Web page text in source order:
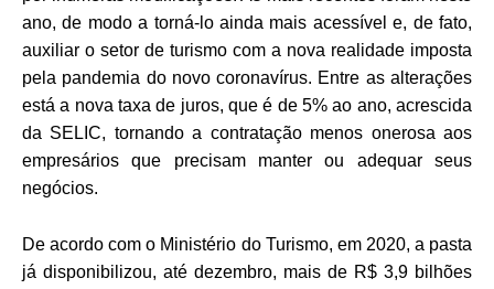
ano, de modo a torná-lo ainda mais acessível e, de fato,
auxiliar o setor de turismo com a nova realidade imposta
pela pandemia do novo coronavírus. Entre as alterações
está a nova taxa de juros, que é de 5% ao ano, acrescida
da SELIC, tornando a contratação menos onerosa aos
empresários que precisam manter ou adequar seus
negócios.
De acordo com o Ministério do Turismo, em 2020, a pasta
já disponibilizou, até dezembro, mais de R$ 3,9 bilhões